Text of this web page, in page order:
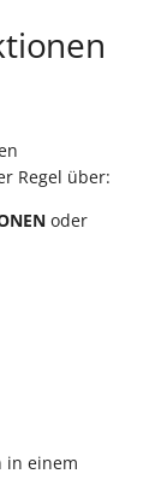
Regel über:
oder
in einem